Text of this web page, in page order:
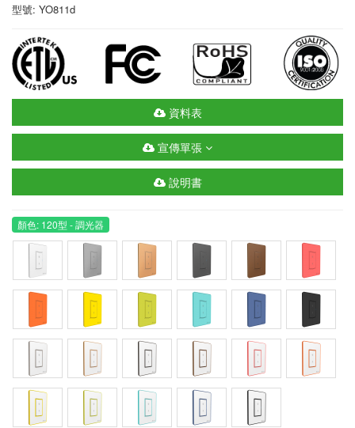
型號: YO811d
資料表
宣傳單張
說明書
顏色: 120型 - 調光器